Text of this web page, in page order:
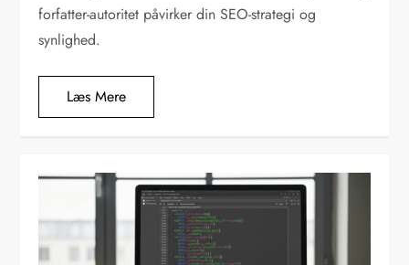
forfatter-autoritet påvirker din SEO-strategi og
synlighed.
Læs Mere